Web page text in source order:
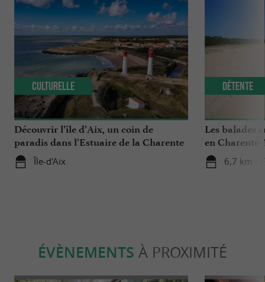
Découvrir l’île d’Aix, un coin de
paradis dans l’Estuaire de la Charente
Île-d'Aix
Culturelle
Les balades
en
6,7 km -
Détente
ÉVÈNEMENTS À PROXIMITÉ